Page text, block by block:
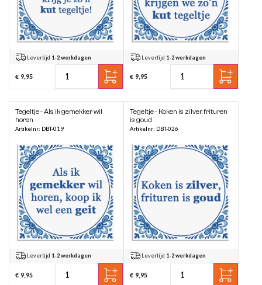
Levertijd 1-2 werkdagen
€ 9,95
Levertijd 1-2 werkdagen
€ 9,95
Tegeltje - Als ik gemekker wil
horen
Artikelnr: DBT-019
Levertijd 1-2 werkdagen
€ 9,95
Tegeltje - Koken is zilver, frituren
is goud
Artikelnr: DBT-026
Levertijd 1-2 werkdagen
€ 9,95